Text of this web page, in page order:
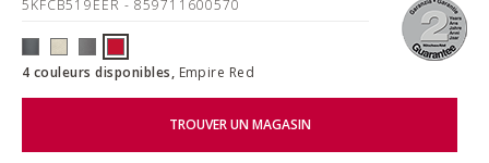
5KFCB519EER - 859711600570
4 couleurs disponibles, Empire Red
TROUVER UN MAGASIN